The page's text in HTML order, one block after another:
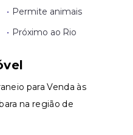
• Permite animais
• Próximo ao Rio
para Venda às
na região de